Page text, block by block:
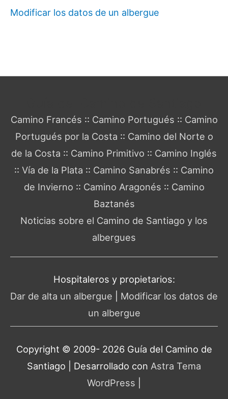
Modificar los datos de un albergue
Camino Francés :: Camino Portugués :: Camino
Portugués por la Costa :: Camino del Norte o
de la Costa :: Camino Primitivo :: Camino Inglés
:: Vía de la Plata :: Camino Sanabrés :: Camino
de Invierno :: Camino Aragonés :: Camino
Baztanés
Noticias sobre el Camino de Santiago y los
albergues
Hospitaleros y propietarios:
Dar de alta un albergue
Modificar los datos de
un albergue
Copyright © 2009- 2026 Guía del Camino de
Santiago | Desarrollado con Astra Tema
WordPress